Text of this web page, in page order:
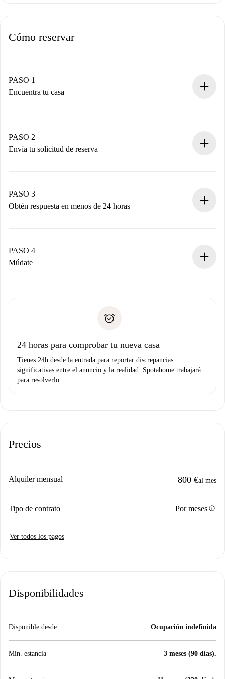
Cómo reservar
PASO 1
Encuentra tu casa
Tienes toda la información necesaria por adelantado.
PASO 2
Envía tu solicitud de reserva
propietario acepte.
PASO 3
Obtén respuesta en menos de 24 horas
contacto con el propietario.
Si es rechazada: No te haremos ningún cargo y te
Prueba de solvencia
PASO 4
Múdate
no nos comunicas ningún problema.
24 horas para comprobar tu nueva casa
Tienes 24h desde la entrada para reportar discrepancias
significativas entre el anuncio y la realidad. Spotahome trabajará
para resolverlo.
Precios
Alquiler mensual 800 €al mes
Tipo de contrato Por mesesinfo
Ver todos los pagos
Disponibilidades
Disponible desde Ocupación indefinida
Min. estancia 3 meses (90 días).